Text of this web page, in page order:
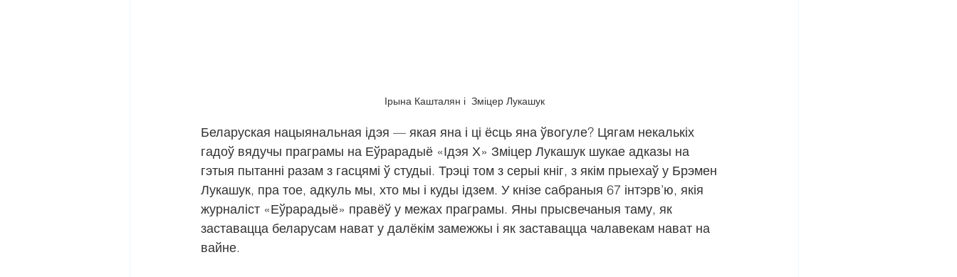
Ірына Кашталян і  Зміцер Лукашук
Беларуская нацыянальная ідэя — якая яна і ці ёсць яна ўвогуле? Цягам некалькіх
гадоў вядучы праграмы на Еўрарадыё «Ідэя Х» Зміцер Лукашук шукае адказы на
гэтыя пытанні разам з гасцямі ў студыі. Трэці том з серыі кніг, з якім прыехаў у Брэмен
Лукашук, пра тое, адкуль мы, хто мы і куды ідзем. У кнізе сабраныя 67 інтэрв’ю, якія
журналіст «Еўрарадыё» правёў у межах праграмы. Яны прысвечаныя таму, як
заставацца беларусам нават у далёкім замежжы і як заставацца чалавекам нават на
вайне.